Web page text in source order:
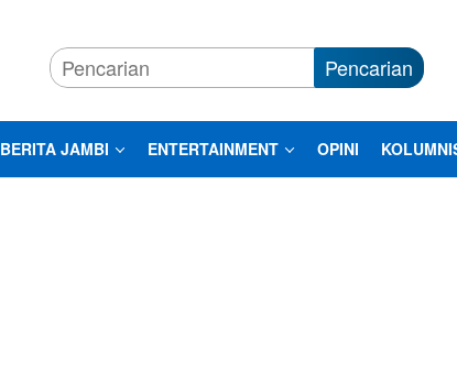
Pencarian
BERITA JAMBI ENTERTAINMENT OPINI